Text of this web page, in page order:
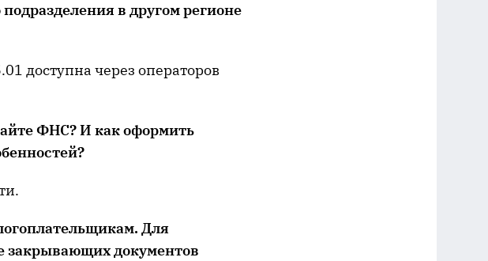
в другом регионе
доступна через операторов
ФНС?И как оформить
?
Для
закрывающих документов